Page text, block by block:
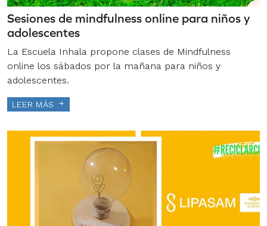
Sesiones de mindfulness online para niños y
adolescentes
La Escuela Inhala propone clases de Mindfulness
online los sábados por la mañana para niños y
adolescentes.
LEER MÁS